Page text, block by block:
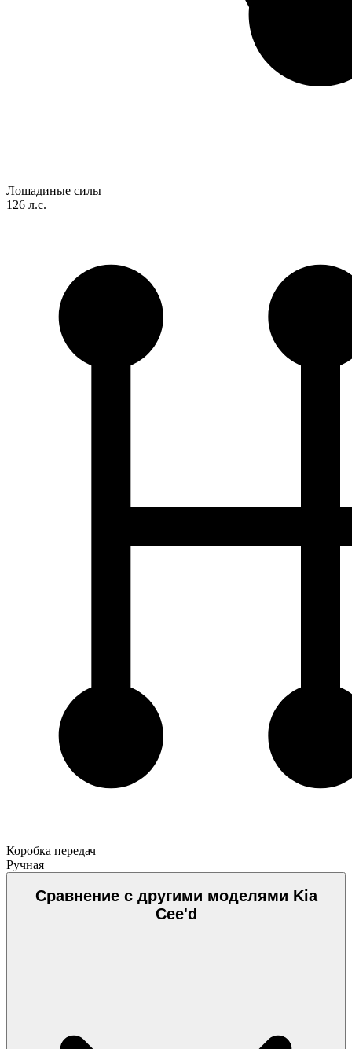
Лошадиные силы
126 л.с.
Коробка передач
Ручная
Сравнение с другими моделями Kia
Cee'd